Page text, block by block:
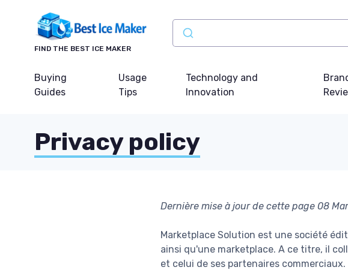
FIND THE BEST ICE MAKER
Buying
Guides
Usage
Tips
Technology and
Innovation
Privacy policy
Dernière mise à jour de cette page 08
Marketplace Solution est une société
ainsi qu'une marketplace. A ce titre, il
et celui de ses partenaires commerciaux.